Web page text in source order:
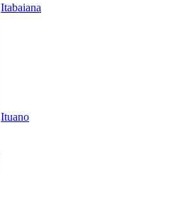
Itabaiana
Ituano